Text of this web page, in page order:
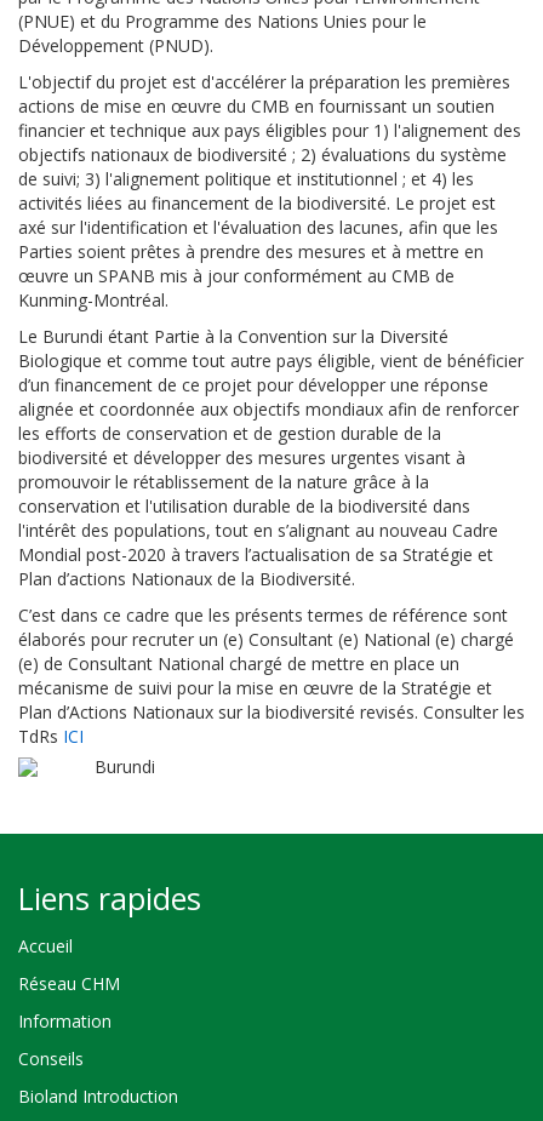
(PNUE) et du Programme des Nations Unies pour le
Développement (PNUD).
L'objectif du projet est d'accélérer la préparation les premières
actions de mise en œuvre du CMB en fournissant un soutien
financier et technique aux pays éligibles pour 1) l'alignement des
objectifs nationaux de biodiversité ; 2) évaluations du système
de suivi; 3) l'alignement politique et institutionnel ; et 4) les
activités liées au financement de la biodiversité. Le projet est
axé sur l'identification et l'évaluation des lacunes, afin que les
Parties soient prêtes à prendre des mesures et à mettre en
œuvre un SPANB mis à jour conformément au CMB de
Kunming-Montréal.
Le Burundi étant Partie à la Convention sur la Diversité
Biologique et comme tout autre pays éligible, vient de bénéficier
d’un financement de ce projet pour développer une réponse
alignée et coordonnée aux objectifs mondiaux afin de renforcer
les efforts de conservation et de gestion durable de la
biodiversité et développer des mesures urgentes visant à
promouvoir le rétablissement de la nature grâce à la
conservation et l'utilisation durable de la biodiversité dans
l'intérêt des populations, tout en s’alignant au nouveau Cadre
Mondial post-2020 à travers l’actualisation de sa Stratégie et
Plan d’actions Nationaux de la Biodiversité.
C’est dans ce cadre que les présents termes de référence sont
élaborés pour recruter un (e) Consultant (e) National (e) chargé
(e) de Consultant National chargé de mettre en place un
mécanisme de suivi pour la mise en œuvre de la Stratégie et
Plan d’Actions Nationaux sur la biodiversité revisés. Consulter les
TdRs ICI
Burundi
Liens rapides
Accueil
Réseau CHM
Information
Conseils
Bioland Introduction